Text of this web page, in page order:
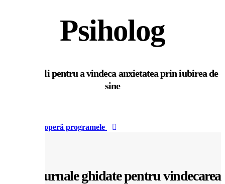
Psiholog
Pași simpli pentru a vindeca anxietatea prin iubirea de
sine
Descoperă programele
Jurnale ghidate pentru vindecarea